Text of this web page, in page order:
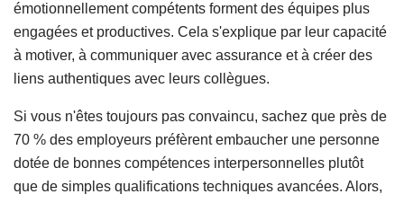
émotionnellement compétents forment des équipes plus
engagées et productives. Cela s'explique par leur capacité
à motiver, à communiquer avec assurance et à créer des
liens authentiques avec leurs collègues.
Si vous n'êtes toujours pas convaincu, sachez que près de
70 % des employeurs préfèrent embaucher une personne
dotée de bonnes compétences interpersonnelles plutôt
que de simples qualifications techniques avancées. Alors,